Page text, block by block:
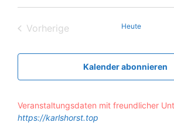
i
t
m
ä
l
e
Vorherige
Heute
Kalender abonnieren
Veranstaltungsdaten mit freundlicher
https://karlshorst.top